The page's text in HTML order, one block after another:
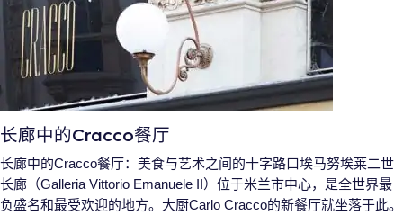
长廊中的Cracco餐厅
长廊中的Cracco餐厅：美食与艺术之间的十字路口埃马努埃莱二世
长廊（Galleria Vittorio Emanuele II）位于米兰市中心，是全世界最
负盛名和最受欢迎的地方。大厨Carlo Cracco的新餐厅就坐落于此。